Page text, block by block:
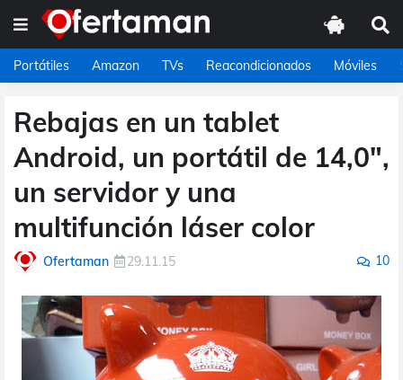
Portátiles Amazon TVs Reacondicionados Móviles
Rebajas en un tablet
Android, un portátil de 14,0",
un servidor y una
multifunción láser color
Ofertaman 29.11.15 10